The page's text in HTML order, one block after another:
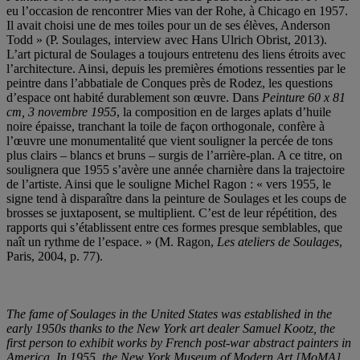
eu l’occasion de rencontrer Mies van der Rohe, à Chicago en 1957.
Il avait choisi une de mes toiles pour un de ses élèves, Anderson
Todd » (P. Soulages, interview avec Hans Ulrich Obrist, 2013).
L’art pictural de Soulages a toujours entretenu des liens étroits avec
l’architecture. Ainsi, depuis les premières émotions ressenties par le
peintre dans l’abbatiale de Conques près de Rodez, les questions
d’espace ont habité durablement son œuvre. Dans Peinture 60 x 81
cm, 3 novembre 1955, la composition en de larges aplats d’huile
noire épaisse, tranchant la toile de façon orthogonale, confère à
l’œuvre une monumentalité que vient souligner la percée de tons
plus clairs – blancs et bruns – surgis de l’arrière-plan. A ce titre, on
soulignera que 1955 s’avère une année charnière dans la trajectoire
de l’artiste. Ainsi que le souligne Michel Ragon : « vers 1955, le
signe tend à disparaître dans la peinture de Soulages et les coups de
brosses se juxtaposent, se multiplient. C’est de leur répétition, des
rapports qui s’établissent entre ces formes presque semblables, que
naît un rythme de l’espace. » (M. Ragon, Les ateliers de Soulages,
Paris, 2004, p. 77).
The fame of Soulages in the United States was established in the
early 1950s thanks to the New York art dealer Samuel Kootz, the
first person to exhibit works by French post-war abstract painters in
America. In 1955, the New York Museum of Modern Art [MoMA]